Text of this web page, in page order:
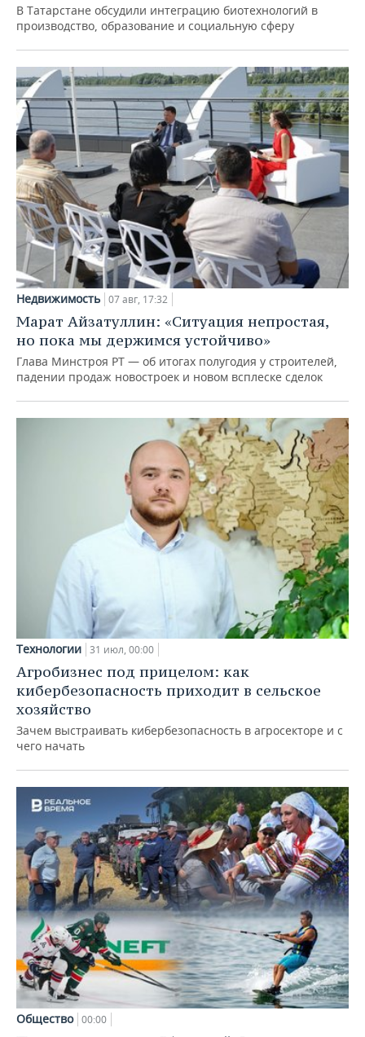
В Татарстане обсудили интеграцию биотехнологий в
производство, образование и социальную сферу
Недвижимость 07 авг, 17:32
Марат Айзатуллин: «Ситуация непростая,
но пока мы держимся устойчиво»
Глава Минстроя РТ — об итогах полугодия у строителей,
падении продаж новостроек и новом всплеске сделок
Технологии 31 июл, 00:00
Агробизнес под прицелом: как
кибербезопасность приходит в сельское
хозяйство
Зачем выстраивать кибербезопасность в агросекторе и с
чего начать
Общество 00:00